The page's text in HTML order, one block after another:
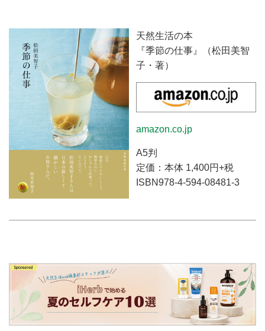
天然生活の本
『季節の仕事』（松田美智
子・著）
amazon.co.jp
A5判
定価：本体 1,400円+税
ISBN978-4-594-08481-3